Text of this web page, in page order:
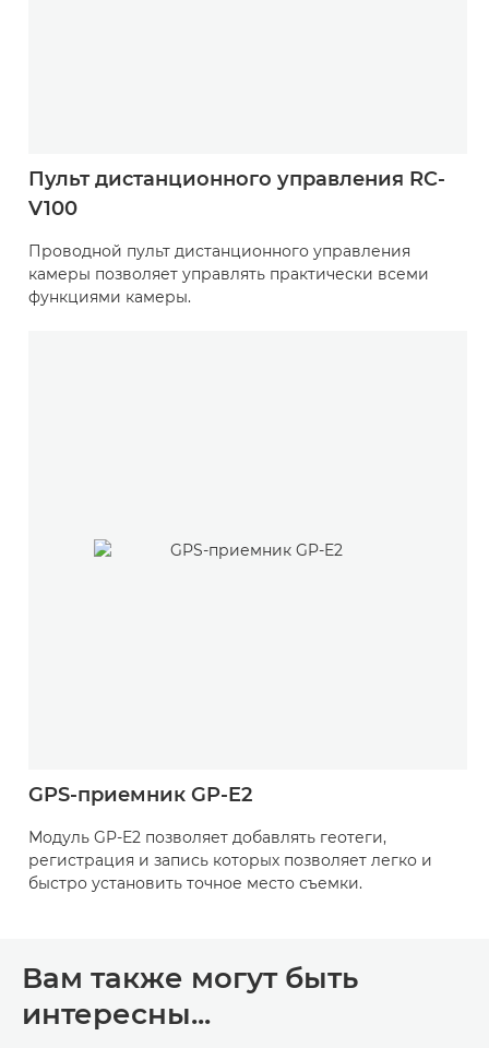
Пульт дистанционного управления RC-
V100
Проводной пульт дистанционного управления
камеры позволяет управлять практически всеми
функциями камеры.
GPS-приемник GP-E2
Модуль GP-E2 позволяет добавлять геотеги,
регистрация и запись которых позволяет легко и
быстро установить точное место съемки.
Вам также могут быть
интересны...